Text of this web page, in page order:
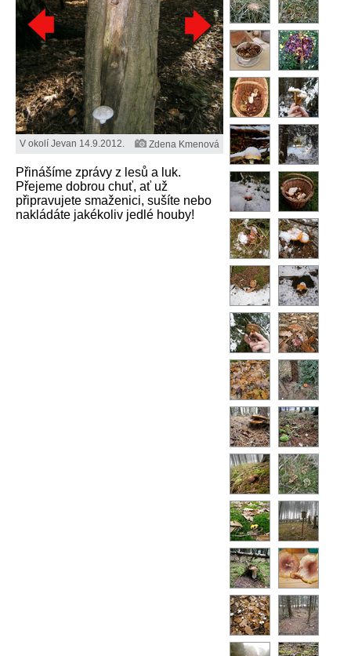
V okolí Jevan 14.9.2012. Zdena Kmenová
Přinášíme zprávy z lesů a luk.
Přejeme dobrou chuť, ať už
připravujete smaženici, sušíte nebo
nakládáte jakékoliv jedlé houby!